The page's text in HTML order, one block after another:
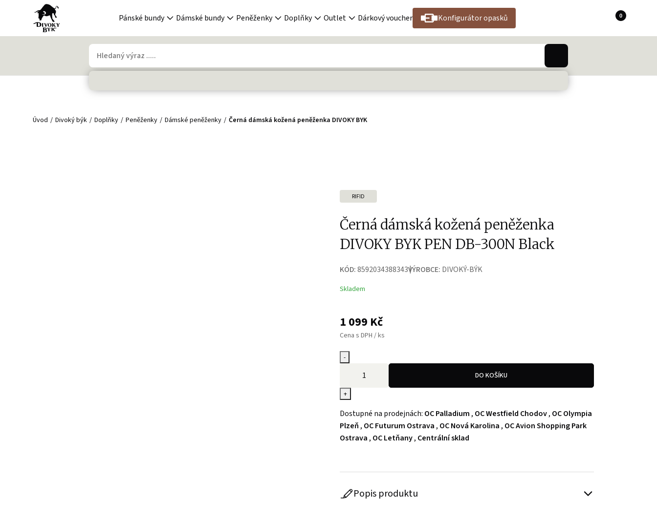
Pánské bundy Dámské bundy Peněženky Doplňky Outlet Dárkový voucher Konfigurátor opasků 0
Úvod Divoký býk Doplňky Peněženky Dámské peněženky Černá dámská kožená peněženka DIVOKY BYK
RIFID
Černá dámská kožená peněženka
DIVOKY BYK PEN DB-300N Black
KÓD:8592034388343VÝROBCE: DIVOKÝ-BÝK
Skladem
1 099 Kč
Cena s DPH / ks
-
+
DO KOŠÍKU
Dostupné na prodejnách: OC Palladium , OC Westfield Chodov, OC Olympia
Plzeň , OC Futurum Ostrava , OC Nová Karolina , OC Avion Shopping Park
Ostrava , OC Letňany, Centrální sklad
Popis produktu